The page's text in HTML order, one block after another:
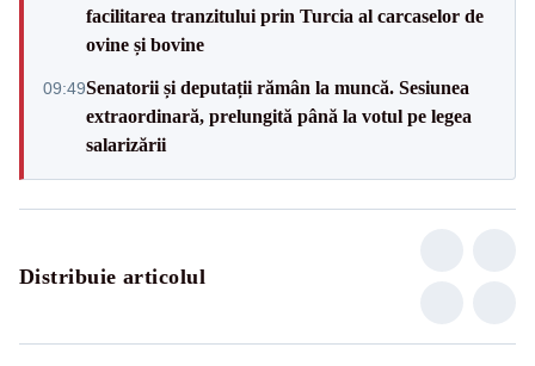
facilitarea tranzitului prin Turcia al carcaselor de
ovine și bovine
09:49Senatorii și deputații rămân la muncă. Sesiunea
extraordinară, prelungită până la votul pe legea
salarizării
Distribuie articolul